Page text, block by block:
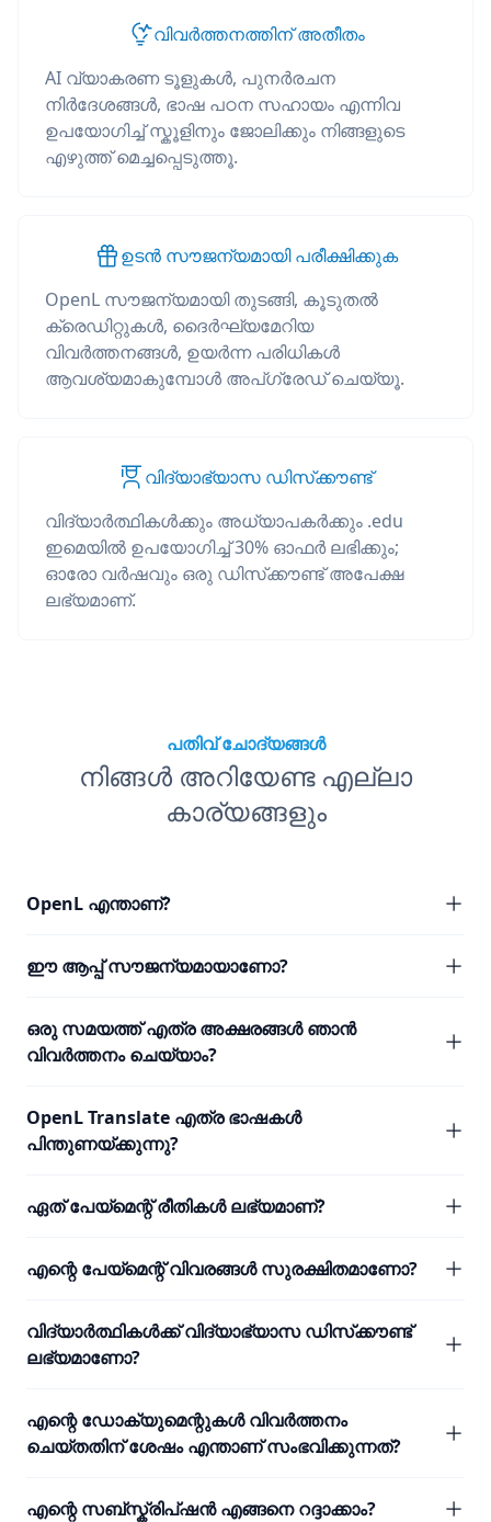
വിവർത്തനത്തിന് അതീതം
AI വ്യാകരണ ടൂളുകൾ, പുനർരചന
നിർദേശങ്ങൾ, ഭാഷ പഠന സഹായം എന്നിവ
ഉപയോഗിച്ച് സ്കൂളിനും ജോലിക്കും നിങ്ങളുടെ
എഴുത്ത് മെച്ചപ്പെടുത്തൂ.
ഉടൻ സൗജന്യമായി പരീക്ഷിക്കുക
OpenL സൗജന്യമായി തുടങ്ങി, കൂടുതൽ
ക്രെഡിറ്റുകൾ, ദൈർഘ്യമേറിയ
വിവർത്തനങ്ങൾ, ഉയർന്ന പരിധികൾ
ആവശ്യമാകുമ്പോൾ അപ്‌ഗ്രേഡ് ചെയ്യൂ.
വിദ്യാഭ്യാസ ഡിസ്‌ക്കൗണ്ട്
വിദ്യാർത്ഥികൾക്കും അധ്യാപകർക്കും .edu
ഇമെയിൽ ഉപയോഗിച്ച് 30% ഓഫർ ലഭിക്കും;
ഓരോ വർഷവും ഒരു ഡിസ്‌ക്കൗണ്ട് അപേക്ഷ
ലഭ്യമാണ്.
പതിവ് ചോദ്യങ്ങൾ
നിങ്ങൾ അറിയേണ്ട എല്ലാ
കാര്യങ്ങളും
OpenL എന്താണ്?
ഈ ആപ്പ് സൗജന്യമായാണോ?
ഒരു സമയത്ത് എത്ര അക്ഷരങ്ങൾ ഞാൻ
വിവർത്തനം ചെയ്യാം?
OpenL Translate എത്ര ഭാഷകൾ
പിന്തുണയ്ക്കുന്നു?
ഏത് പേയ്മെന്റ് രീതികൾ ലഭ്യമാണ്?
എന്റെ പേയ്മെന്റ് വിവരങ്ങൾ സുരക്ഷിതമാണോ?
വിദ്യാർത്ഥികൾക്ക് വിദ്യാഭ്യാസ ഡിസ്‌ക്കൗണ്ട്
ലഭ്യമാണോ?
എന്റെ ഡോക്യുമെന്റുകൾ വിവർത്തനം
ചെയ്തതിന് ശേഷം എന്താണ് സംഭവിക്കുന്നത്?
എന്റെ സബ്സ്ക്രിപ്ഷൻ എങ്ങനെ റദ്ദാക്കാം?